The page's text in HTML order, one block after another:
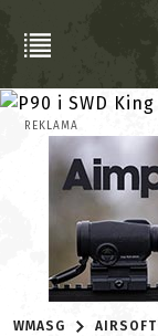
REKLAMA
WMASG AIRSOFT